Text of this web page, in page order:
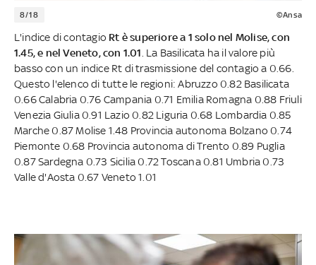
8/18 ©Ansa
L'indice di contagio Rt è superiore a 1 solo nel Molise, con
1.45, e nel Veneto, con 1.01 . La Basilicata ha il valore più
basso con un indice Rt di trasmissione del contagio a 0.66.
Questo l'elenco di tutte le regioni: Abruzzo 0.82 Basilicata
0.66 Calabria 0.76 Campania 0.71 Emilia Romagna 0.88 Friuli
Venezia Giulia 0.91 Lazio 0.82 Liguria 0.68 Lombardia 0.85
Marche 0.87 Molise 1.48 Provincia autonoma Bolzano 0.74
Piemonte 0.68 Provincia autonoma di Trento 0.89 Puglia
0.87 Sardegna 0.73 Sicilia 0.72 Toscana 0.81 Umbria 0.73
Valle d'Aosta 0.67 Veneto 1.01